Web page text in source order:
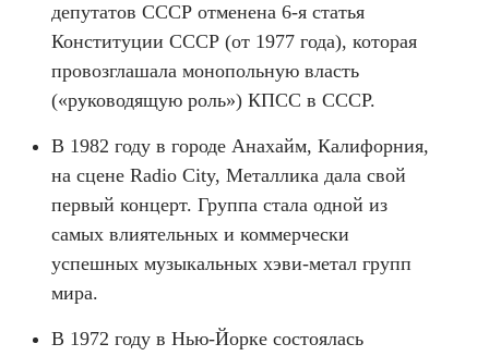
депутатов СССР отменена 6-я статья
Конституции СССР (от 1977 года), которая
провозглашала монопольную власть
(«руководящую роль») КПСС в СССР.
В 1982 году в городе Анахайм, Калифорния,
на сцене Radio City, Металлика дала свой
первый концерт. Группа стала одной из
самых влиятельных и коммерчески
успешных музыкальных хэви-метал групп
мира.
В 1972 году в Нью-Йорке состоялась